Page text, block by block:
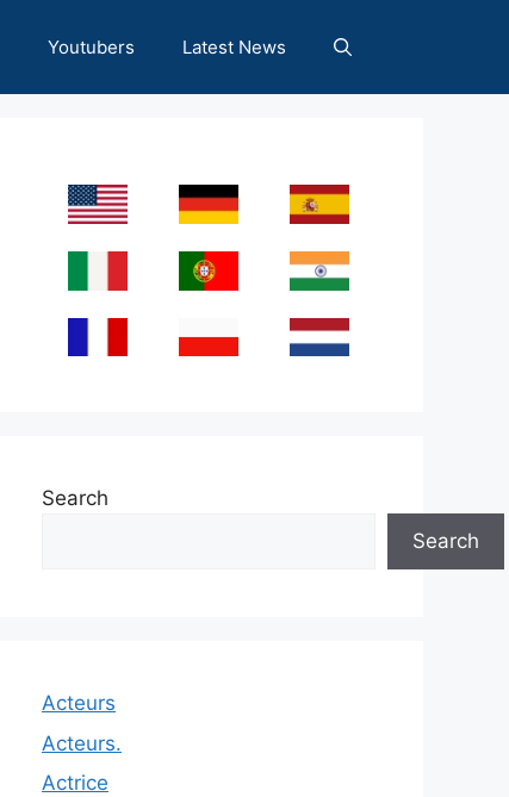
Youtubers Latest News
Search
Search
Acteurs
Acteurs.
Actrice